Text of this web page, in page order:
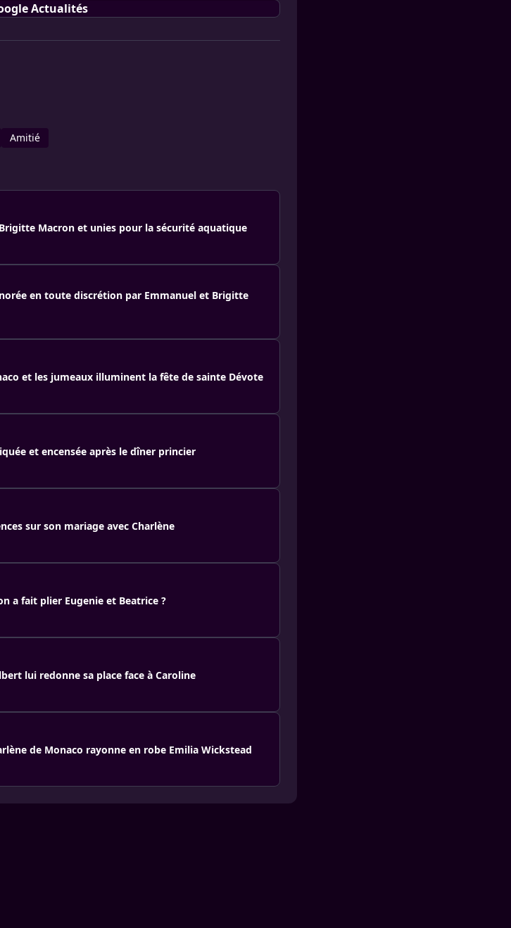
Actualités
Amitié
Macron et unies pour la sécurité aquatique
en toute discrétion par Emmanuel et Brigitte
et les jumeaux illuminent la fête de sainte Dévote
et encensée après le dîner princier
sur son mariage avec Charlène
a fait plier Eugenie et Beatrice ?
lui redonne sa place face à Caroline
de Monaco rayonne en robe Emilia Wickstead